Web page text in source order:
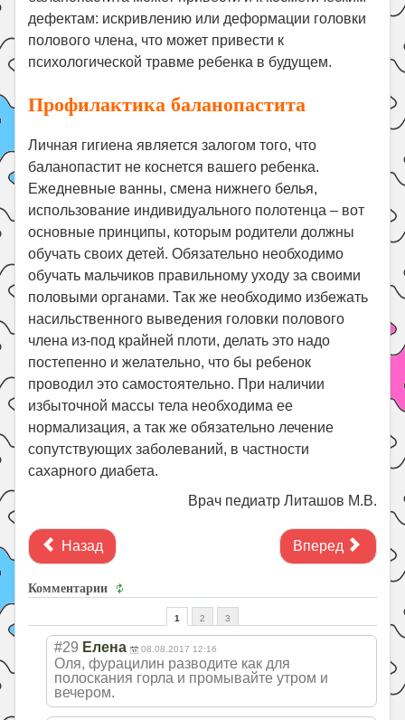
дефектам: искривлению или деформации головки
полового члена, что может привести к
психологической травме ребенка в будущем.
Профилактика баланопастита
Личная гигиена является залогом того, что
баланопастит не коснется вашего ребенка.
Ежедневные ванны, смена нижнего белья,
использование индивидуального полотенца – вот
основные принципы, которым родители должны
обучать своих детей. Обязательно необходимо
обучать мальчиков правильному уходу за своими
половыми органами. Так же необходимо избежать
насильственного выведения головки полового
члена из-под крайней плоти, делать это надо
постепенно и желательно, что бы ребенок
проводил это самостоятельно. При наличии
избыточной массы тела необходима ее
нормализация, а так же обязательно лечение
сопутствующих заболеваний, в частности
сахарного диабета.
Врач педиатр Литашов М.В.
Назад Вперед
Комментарии
1 2 3
#29 Елена 08.08.2017 12:16
Оля, фурацилин разводите как для
полоскания горла и промывайте утром и
вечером.